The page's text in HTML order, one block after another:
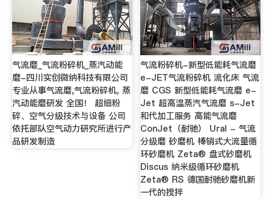
气流磨_气流粉碎机_蒸汽动能
磨-四川实创微纳科技有限公司
专业从事气流磨,气流粉碎机, 蒸
汽动能磨研发 全国！ 超细粉
碎、空气分级技术与设备 公司
依托部队空气动力研究所进行产
品研发制造
气流粉碎机-新型低能耗气流磨
e-JET气流粉碎机 流化床 气流
磨 CGS 新型低能耗气流磨 e-
Jet 超高温蒸汽气流磨 s-Jet
和代加工服务 高能气流磨
ConJet（耐驰） Ural - 气流
分级磨 砂磨机 棒销式大流量循
环砂磨机 Zeta® 盘式砂磨机
Discus 纳米级循环砂磨机
Zeta® RS 德国耐驰砂磨机新
一代的搅拌